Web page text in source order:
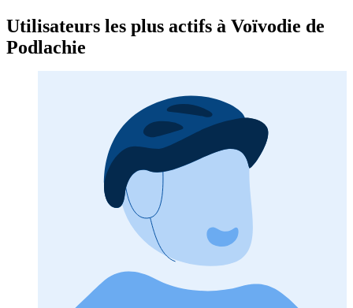
Utilisateurs les plus actifs à Voïvodie de
Podlachie